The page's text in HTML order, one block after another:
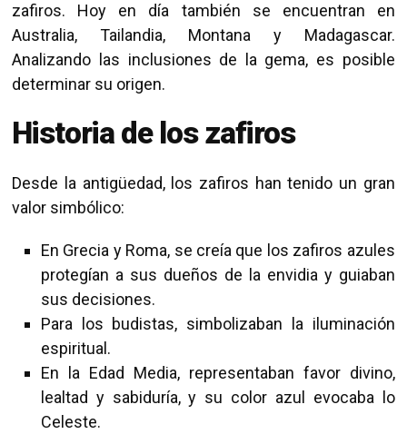
zafiros. Hoy en día también se encuentran en
Australia, Tailandia, Montana y Madagascar.
Analizando las inclusiones de la gema, es posible
determinar su origen.
Historia de los zafiros
Desde la antigüedad, los zafiros han tenido un gran
valor simbólico:
En Grecia y Roma, se creía que los zafiros azules
protegían a sus dueños de la envidia y guiaban
sus decisiones.
Para los budistas, simbolizaban la iluminación
espiritual.
En la Edad Media, representaban favor divino,
lealtad y sabiduría, y su color azul evocaba lo
Celeste.